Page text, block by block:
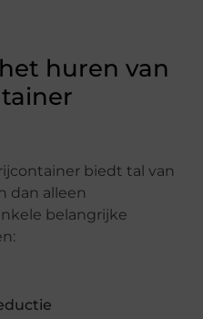
huren van
biedt tal van
dan alleen
belangrijke